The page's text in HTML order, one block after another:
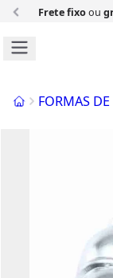
Frete fixoou
InícioFORMAS